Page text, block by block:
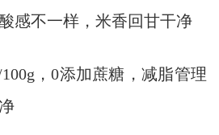
感不一样，米香回甘干净
，0添加蔗糖，减脂管理